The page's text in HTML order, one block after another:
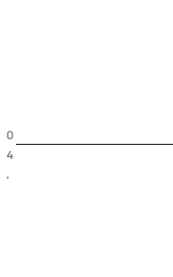
0
4
.